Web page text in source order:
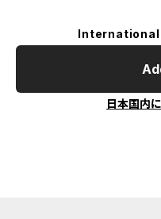
日本国内